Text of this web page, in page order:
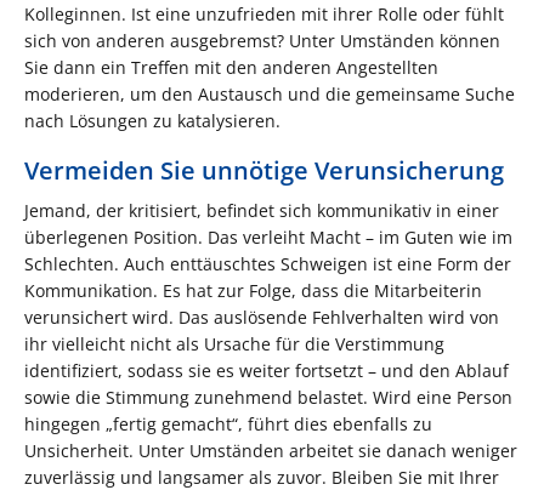
Kolleginnen. Ist eine unzufrieden mit ihrer Rolle oder fühlt
sich von anderen ausgebremst? Unter Umständen können
Sie dann ein Treffen mit den anderen Angestellten
moderieren, um den Austausch und die gemeinsame Suche
nach Lösungen zu katalysieren.
Vermeiden Sie unnötige Verunsicherung
Jemand, der kritisiert, befindet sich kommunikativ in einer
überlegenen Position. Das verleiht Macht – im Guten wie im
Schlechten. Auch enttäuschtes Schweigen ist eine Form der
Kommunikation. Es hat zur Folge, dass die Mitarbeiterin
verun­sichert wird. Das auslösende Fehlverhalten wird von
ihr vielleicht nicht als Ursache für die Verstimmung
identifiziert, sodass sie es weiter fortsetzt – und den Ablauf
sowie die Stimmung zunehmend belastet. Wird eine Person
hingegen „fertig gemacht“, führt dies ebenfalls zu
Unsicherheit. Unter Umständen arbeitet sie danach weniger
zuverlässig und langsamer als zuvor. Bleiben Sie mit Ihrer